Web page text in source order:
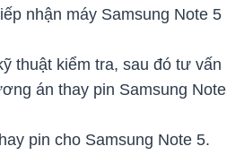
nhận máy Samsung Note 5
thuật kiểm tra, sau đó tư vấn
án thay pin Samsung Note
pin cho Samsung Note 5.